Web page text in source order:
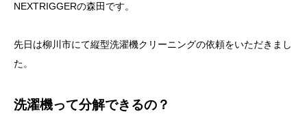
NEXTRIGGERの森田です。
先日は柳川市にて縦型洗濯機クリーニングの依頼をいただきまし
た。
洗濯機って分解できるの？